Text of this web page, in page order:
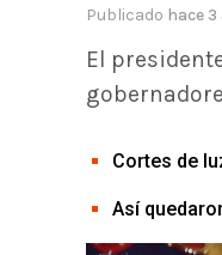
Publicado hace 3
El
Cortes de
Así